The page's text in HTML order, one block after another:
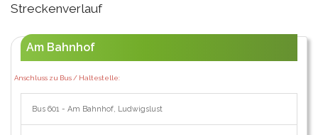
Streckenverlauf
Am Bahnhof
Anschluss zu Bus / Haltestelle:
Bus 601 - Am Bahnhof, Ludwigslust